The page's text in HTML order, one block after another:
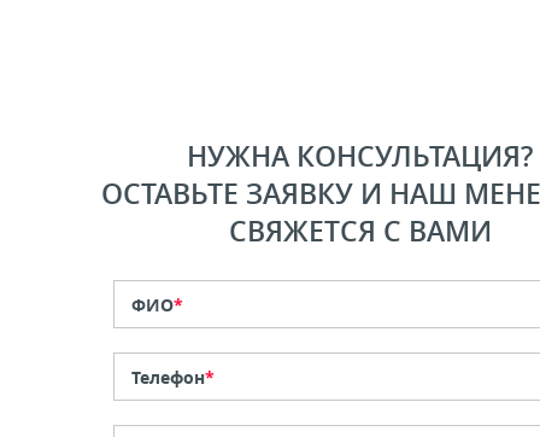
НУЖНА КОНСУЛЬТАЦИЯ?
ОСТАВЬТЕ ЗАЯВКУ И НАШ
СВЯЖЕТСЯ С ВАМИ
ФИО*
Телефон*